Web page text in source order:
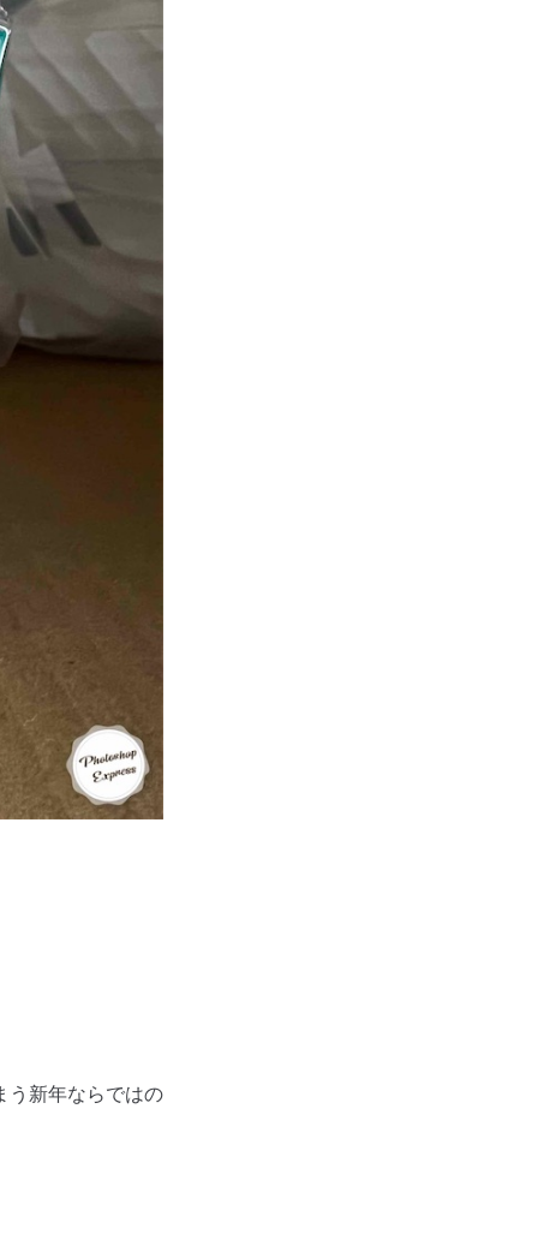
う新年ならではの